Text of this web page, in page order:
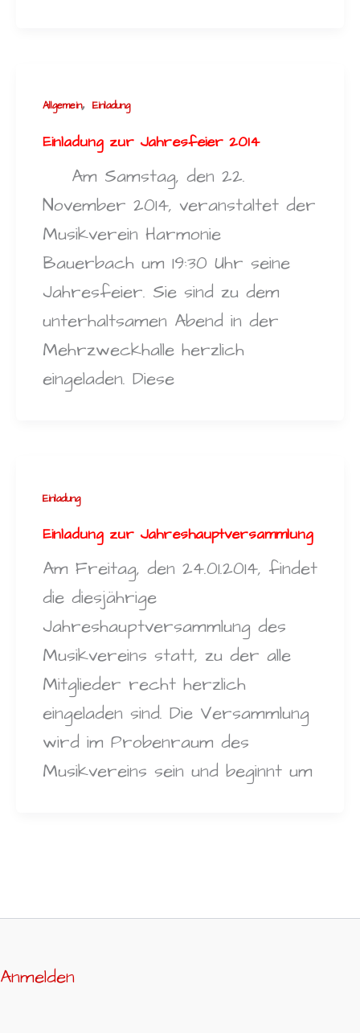
Allgemein, Einladung
Einladung zur Jahresfeier 2014
Am Samstag, den 22.
November 2014, veranstaltet der
Musikverein Harmonie
Bauerbach um 19:30 Uhr seine
Jahresfeier. Sie sind zu dem
unterhaltsamen Abend in der
Mehrzweckhalle herzlich
eingeladen. Diese
Einladung
Einladung zur Jahreshauptversammlung
Am Freitag, den 24.01.2014, findet
die diesjährige
Jahreshauptversammlung des
Musikvereins statt, zu der alle
Mitglieder recht herzlich
eingeladen sind. Die Versammlung
wird im Probenraum des
Musikvereins sein und beginnt um
Anmelden